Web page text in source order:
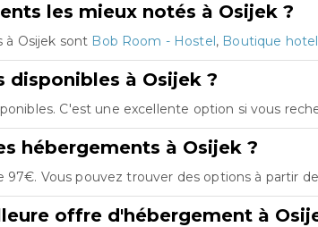
les mieux notés à Osijek ?
à Osijek sont Bob Room - Hostel, Boutique
à Osijek ?
C'est une excellente option si vous
hébergements à Osijek ?
97€. Vous pouvez trouver des options à partir
offre d'hébergement à